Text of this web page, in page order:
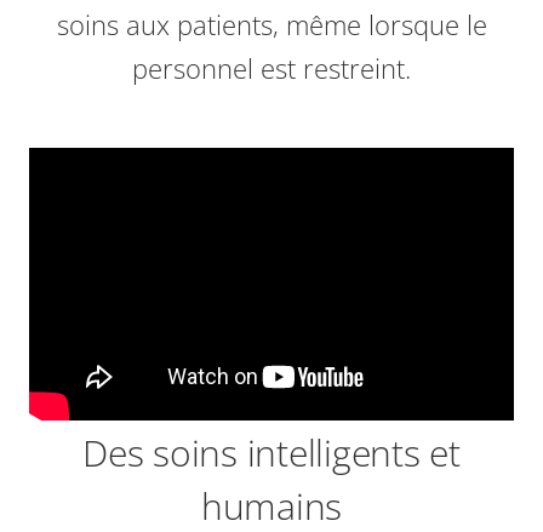
soins aux patients, même lorsque le
personnel est restreint.
Des soins intelligents et
humains